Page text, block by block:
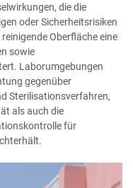
die die
oder Sicherheitsrisiken
Oberfläche eine
sowie
Laborumgebungen
gegenüber
Sterilisationsverfahren,
als auch die
für